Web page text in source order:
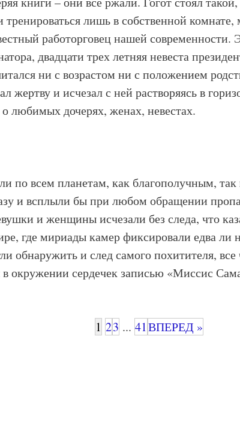
лишь в собственной
работорговец нашей современности.
двадцати трех летняя невеста
ни с возрастом ни с положением
жертву и исчезал с ней растворяясь в
любимых дочерях, женах, невестах.
по всем планетам, как благополучным,
и всплыли бы при любом обращении
и женщины исчезали без следа, что
где мириады камер фиксировали едва ли
обнаружить и след самого похитителя,
окружении сердечек записью «Миссис
1 23 ... 41ВПЕРЕД »